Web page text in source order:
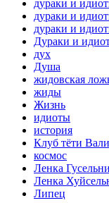
дураки и
дураки и
дураки и
Дураки и
дух
Душа
жидовская
жиды
Жизнь
идиоты
история
Клуб тёти
космос
Ленка
Ленка
Липец